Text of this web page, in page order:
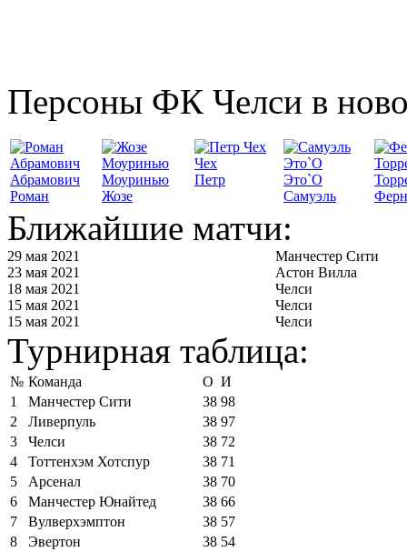
Персоны ФК Челси в
Абрамович
Роман
Моуринью
Жозе
Чех
Петр
Это`О
Самуэль
Ближайшие матчи:
29 мая 2021
Манчестер Сити
23 мая 2021
Астон Вилла
18 мая 2021
Челси
15 мая 2021
Челси
15 мая 2021
Челси
Турнирная таблица:
№ Команда О И
1
Манчестер Сити 38 98
2
Ливерпуль 38 97
3
Челси 38 72
4
Тоттенхэм Хотспур 38 71
5
Арсенал 38 70
6
Манчестер Юнайтед 38 66
7
Вулверхэмптон 38 57
8
Эвертон 38 54